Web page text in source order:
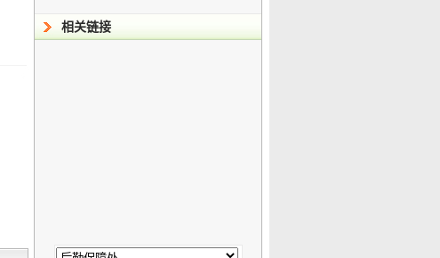
相关链接